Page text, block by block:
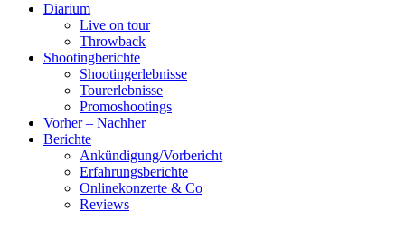
Diarium
Live on tour
Throwback
Shootingberichte
Shootingerlebnisse
Tourerlebnisse
Promoshootings
Vorher – Nachher
Berichte
Ankündigung/Vorbericht
Erfahrungsberichte
Onlinekonzerte & Co
Reviews